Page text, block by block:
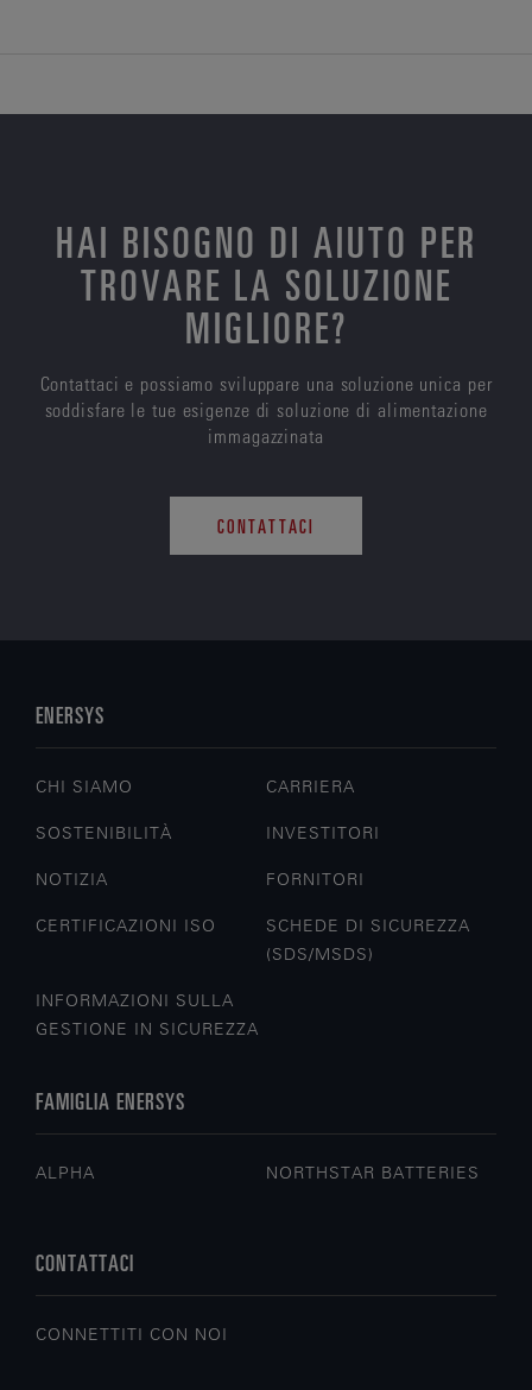
HAI BISOGNO DI AIUTO PER
TROVARE LA SOLUZIONE
MIGLIORE?
Contattaci e possiamo sviluppare una soluzione unica per
soddisfare le tue esigenze di soluzione di alimentazione
immagazzinata
CONTATTACI
ENERSYS
CHI SIAMO CARRIERA
SOSTENIBILITÀ INVESTITORI
NOTIZIA FORNITORI
CERTIFICAZIONI ISO
SCHEDE DI SICUREZZA
(SDS/MSDS)
INFORMAZIONI SULLA
GESTIONE IN SICUREZZA
FAMIGLIA ENERSYS
ALPHA NORTHSTAR BATTERIES
CONTATTACI
CONNETTITI CON NOI